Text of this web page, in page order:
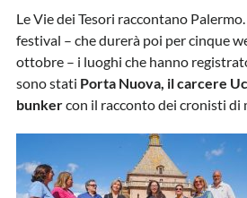
Le Vie dei Tesori raccontano
festival – che durerà poi per cinque
ottobre – i luoghi che hanno
sono stati Porta Nuova, il carcere
bunkercon il racconto dei cronisti di